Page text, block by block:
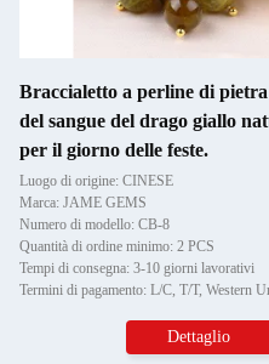
Braccialetto a perline di
del sangue del drago giallo
per il giorno delle feste.
Luogo di origine: CINESE
Marca: JAME GEMS
Numero di modello: CB-8
Quantità di ordine minimo: 2 PCS
Tempi di consegna: 3-10 giorni lavorativi
Termini di pagamento: L/C, T/T, Western
Dettaglio